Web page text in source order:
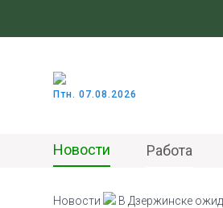
Птн. 07.08.2026
Новости Работа
Новости В Дзержинске